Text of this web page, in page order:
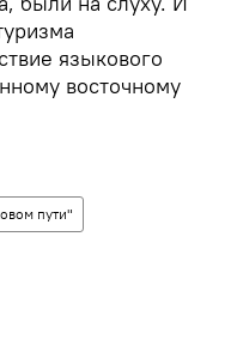
языкового
восточному
пути"